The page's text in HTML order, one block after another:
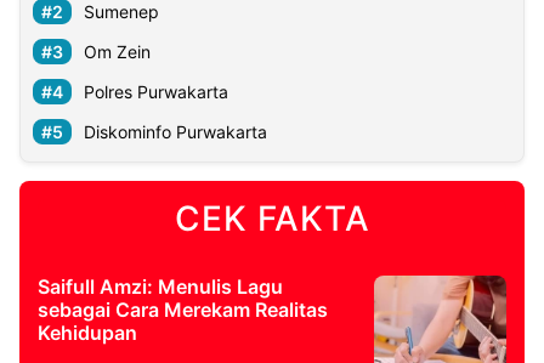
Sumenep
Om Zein
Polres Purwakarta
Diskominfo Purwakarta
CEK FAKTA
Saifull Amzi: Menulis Lagu
sebagai Cara Merekam Realitas
Kehidupan